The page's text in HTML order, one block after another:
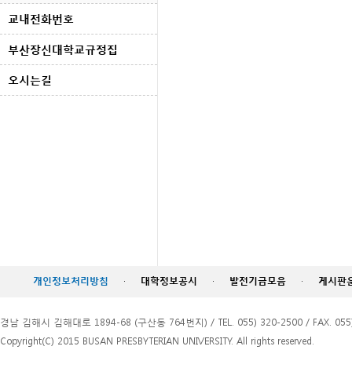
교내전화번호
부산장신대학교규정집
오시는길
개인정보처리방침 · 대학정보공시 · 발전기금모음 · 게시판
경남 김해시 김해대로 1894-68 (구산동 764번지) / TEL. 055) 320-2500 / FAX.
Copyright(C) 2015 BUSAN PRESBYTERIAN UNIVERSITY. All rights reserved.